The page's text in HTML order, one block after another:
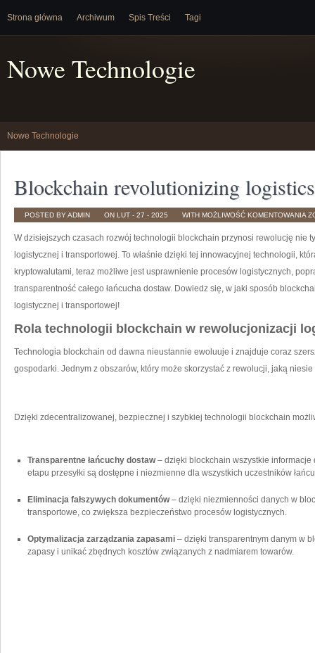
Strona główna Archiwum Spis Treści Tagi
Nowe Technologie
Nowe Technologie
Blockchain revolutionizing
POSTED BY ADMIN ON LUT - 27 - 2025 WITH MOŻLIWOŚĆ KOMENTOWANIA
W dzisiejszych czasach rozwój technologii blockchain przynosi rewolucję⁣ nie
logistycznej i transportowej. ​To właśnie dzięki tej innowacyjnej technologii,
kryptowalutami, teraz możliwe jest usprawnienie procesów logistycznych,
transparentność całego łańcucha dostaw. Dowiedz się, w jaki sposób‍
logistycznej i transportowej!
Rola technologii blockchain w rewolucjonizacji
Technologia blockchain‌ od‌ dawna ​nieustannie ewoluuje i znajduje‌ coraz
gospodarki. Jednym z obszarów, który może skorzystać z rewolucji, jaką⁢
Dzięki zdecentralizowanej,⁢ bezpiecznej i szybkiej technologii blockchain
Transparentne łańcuchy dostaw– dzięki blockchain wszystkie informacje
‌etapu przesyłki ⁢są dostępne i niezmienne dla wszystkich uczestników
Eliminacja fałszywych dokumentów– dzięki niezmienności danych w‌
transportowe, co zwiększa ⁢bezpieczeństwo procesów logistycznych.
Optymalizacja zarządzania ​zapasami –‍ dzięki transparentnym danym w
zapasy ​i unikać zbędnych kosztów związanych⁤ z‍ nadmiarem towarów.